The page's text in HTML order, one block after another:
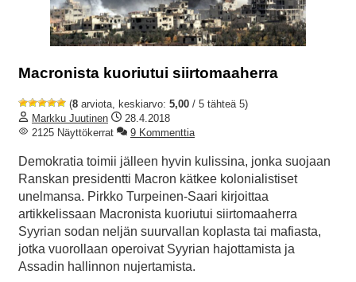
Macronista kuoriutui siirtomaaherra
(8 arviota, keskiarvo: 5,00 / 5 tähteä 5)
Markku Juutinen
28.4.2018
2125 Näyttökerrat
9 Kommenttia
Demokratia toimii jälleen hyvin kulissina, jonka suojaan
Ranskan presidentti Macron kätkee kolonialistiset
unelmansa. Pirkko Turpeinen-Saari kirjoittaa
artikkelissaan Macronista kuoriutui siirtomaaherra
Syyrian sodan neljän suurvallan koplasta tai mafiasta,
jotka vuorollaan operoivat Syyrian hajottamista ja
Assadin hallinnon nujertamista.